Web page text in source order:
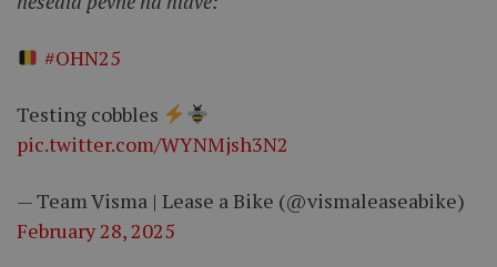
#OHN25
Testing cobbles
pic.twitter.com/WYNMjsh3N2
— Team Visma | Lease a Bike (@vismaleaseabike)
February 28, 2025